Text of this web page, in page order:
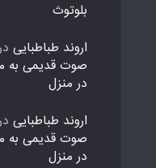
بلوتوث
اروند طباطبایی
در منزل
اروند طباطبایی
در منزل